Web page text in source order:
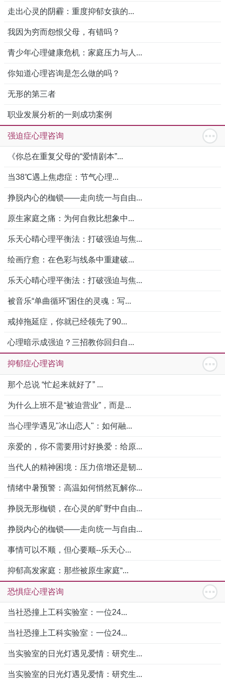
走出心灵的阴霾：重度抑郁女孩的...
我因为穷而怨恨父母，有错吗？
青少年心理健康危机：家庭压力与人...
你知道心理咨询是怎么做的吗？
无形的第三者
职业发展分析的一则成功案例
强迫症心理咨询
《你总在重复父母的“爱情剧本”...
当38℃遇上焦虑症：节气心理...
挣脱内心的枷锁——走向统一与自由...
原生家庭之痛：为何自救比想象中...
乐天心晴心理平衡法：打破强迫与焦...
绘画疗愈：在色彩与线条中重建破...
乐天心晴心理平衡法：打破强迫与焦...
被音乐“单曲循环”困住的灵魂：写...
戒掉拖延症，你就已经领先了90...
心理暗示成强迫？三招教你回归自...
抑郁症心理咨询
那个总说 “忙起来就好了” ...
为什么上班不是“被迫营业”，而是...
当心理学遇见"冰山恋人"：如何融...
亲爱的，你不需要用讨好换爱：给原...
当代人的精神困境：压力倍增还是韧...
情绪中暑预警：高温如何悄然瓦解你...
挣脱无形枷锁，在心灵的旷野中自由...
挣脱内心的枷锁——走向统一与自由...
事情可以不顺，但心要顺--乐天心...
抑郁高发家庭：那些被原生家庭“...
恐惧症心理咨询
当社恐撞上工科实验室：一位24...
当社恐撞上工科实验室：一位24...
当实验室的日光灯遇见爱情：研究生...
当实验室的日光灯遇见爱情：研究生...